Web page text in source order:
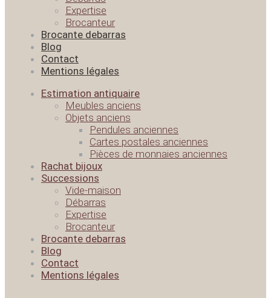
Expertise
Brocanteur
Brocante debarras
Blog
Contact
Mentions légales
Estimation antiquaire
Meubles anciens
Objets anciens
Pendules anciennes
Cartes postales anciennes
Pièces de monnaies anciennes
Rachat bijoux
Successions
Vide-maison
Débarras
Expertise
Brocanteur
Brocante debarras
Blog
Contact
Mentions légales